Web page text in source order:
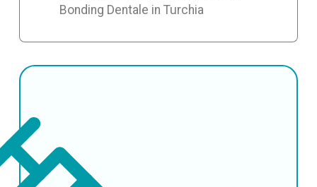
Bonding Dentale in Turchia